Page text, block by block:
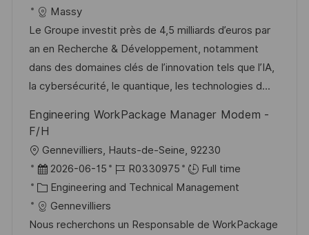
a
t
i
o
n
e
d
D
a
e
b
I
d
a
t
e
g
o
y
Massy
Le Groupe investit près de 4,5 milliards d’euros par
an en Recherche & Développement, notamment
dans des domaines clés de l’innovation tels que l’IA,
la cybersécurité, le quantique, les technologies d...
Engineering WorkPackage Manager Modem -
F/H
L
o
c
a
t
Gennevilliers, Hauts-de-Seine, 92230
P
o
s
t
2026-06-15
J
o
I
R0330975
Full time
C
a
t
Engineering and Technical Management
Gennevilliers
Nous recherchons un Responsable de WorkPackage